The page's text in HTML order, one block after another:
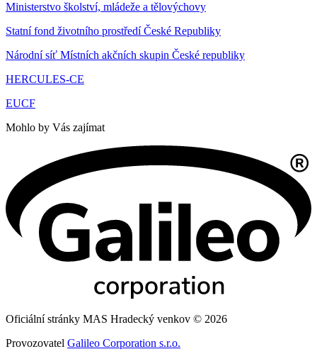
Ministerstvo školství, mládeže a tělovýchovy
Statní fond životního prostředí České Republiky
Národní síť Místních akčních skupin České republiky
HERCULES-CE
EUCF
Mohlo by Vás zajímat
Oficiální stránky MAS Hradecký venkov © 2026
Provozovatel Galileo Corporation s.r.o.